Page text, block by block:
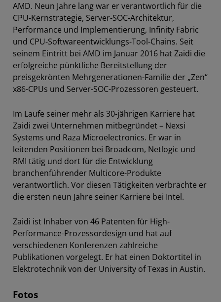
AMD. Neun Jahre lang war er verantwortlich für die
CPU-Kernstrategie, Server-SOC-Architektur,
Performance und Implementierung, Infinity Fabric
und CPU-Softwareentwicklungs-Tool-Chains. Seit
seinem Eintritt bei AMD im Januar 2016 hat Zaidi die
erfolgreiche pünktliche Bereitstellung der
preisgekrönten Mehrgenerationen-Familie der „Zen“
x86-CPUs und Server-SOC-Prozessoren gesteuert.
Im Laufe seiner mehr als 30-jährigen Karriere hat
Zaidi zwei Unternehmen mitbegründet – Nexsi
Systems und Raza Microelectronics. Er war in
leitenden Positionen bei Broadcom, Netlogic und
RMI tätig und dort für die Entwicklung
branchenführender Multicore-Produkte
verantwortlich. Vor diesen Tätigkeiten verbrachte er
die ersten neun Jahre seiner Karriere bei Intel.
Zaidi ist Inhaber von 46 Patenten für High-
Performance-Prozessordesign und hat auf
verschiedenen Konferenzen zahlreiche
Publikationen vorgelegt. Er hat einen Doktortitel in
Elektrotechnik von der University of Texas in Austin.
Fotos